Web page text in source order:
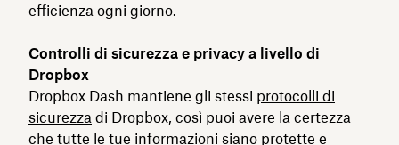
efficienza ogni giorno.
Controlli di sicurezza e privacy a livello di
Dropbox
Dropbox Dash mantiene gli stessi protocolli di
sicurezza di Dropbox, così puoi avere la certezza
che tutte le tue informazioni siano protette e